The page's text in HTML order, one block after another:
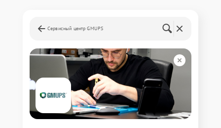
Сервисный центр GMUPS